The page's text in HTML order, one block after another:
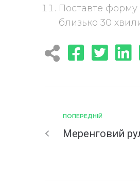
Поставте форму
близько 30
ПОПЕРЕДНІЙ
Меренговий